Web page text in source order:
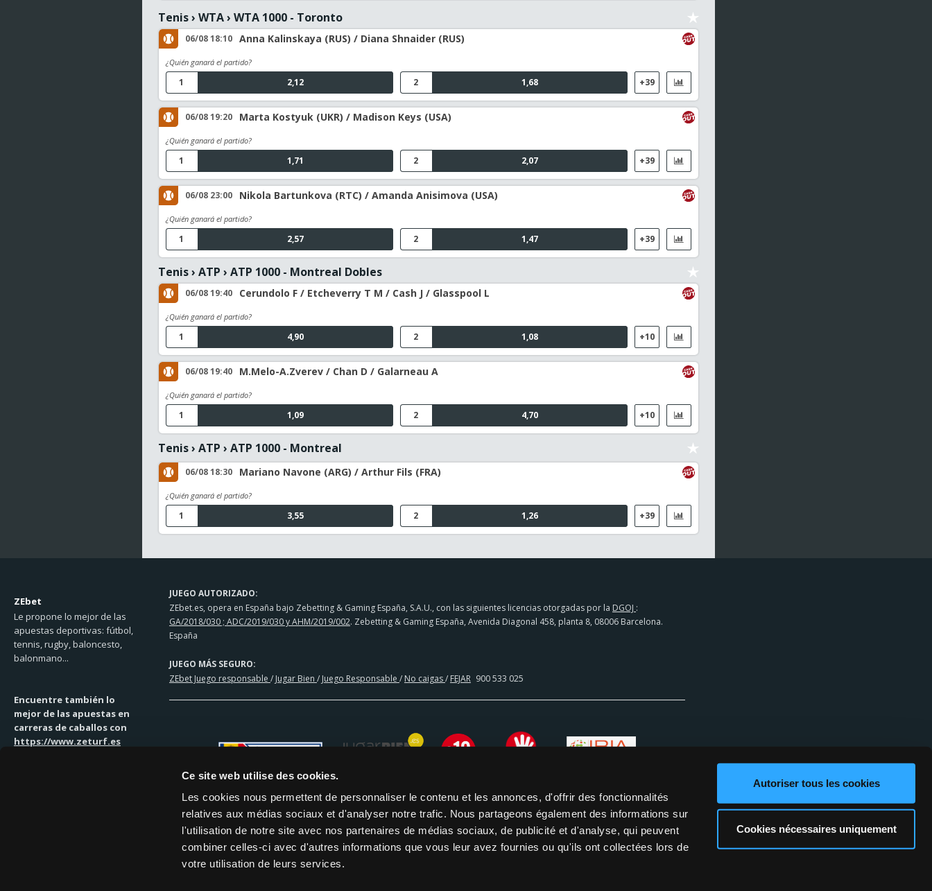
Ce site web utilise des cookies.
Les cookies nous permettent de personnaliser le contenu et les annonces, d'offrir des fonctionnalités
relatives aux médias sociaux et d'analyser notre trafic. Nous partageons également des informations sur
l'utilisation de notre site avec nos partenaires de médias sociaux, de publicité et d'analyse, qui peuvent
combiner celles-ci avec d'autres informations que vous leur avez fournies ou qu'ils ont collectées lors de
votre utilisation de leurs services.
Autoriser tous les cookies
Cookies nécessaires uniquement
Tenis› WTA› WTA 1000 - Toronto
06/08 18:10 Anna Kalinskaya (RUS) / Diana Shnaider (RUS)
¿Quién ganará el partido?
2,12
1 1,68
2 +39
06/08 19:20 Marta Kostyuk (UKR) / Madison Keys (USA)
¿Quién ganará el partido?
1,71
1 2,07
2 +39
06/08 23:00 Nikola Bartunkova (RTC) / Amanda Anisimova (USA)
¿Quién ganará el partido?
2,57
1 1,47
2 +39
Tenis› ATP › ATP 1000 - Montreal Dobles
06/08 19:40 Cerundolo F / Etcheverry T M / Cash J / Glasspool L
¿Quién ganará el partido?
4,90
1 1,08
2 +10
06/08 19:40 M.Melo-A.Zverev / Chan D / Galarneau A
¿Quién ganará el partido?
1,09
1 4,70
2 +10
Tenis› ATP › ATP 1000 - Montreal
06/08 18:30 Mariano Navone (ARG) / Arthur Fils (FRA)
¿Quién ganará el partido?
3,55
1 1,26
2 +39
ZEbet
Le propone lo mejor de las
apuestas deportivas: fútbol,
tennis, rugby, baloncesto,
balonmano...
Encuentre también lo
mejor de las apuestas en
carreras de caballos con
https://www.zeturf.es
JUEGO AUTORIZADO:
ZEbet.es, opera en España bajo Zebetting & Gaming España, S.A.U., con las siguientes licencias otorgadas por la DGOJ :
GA/2018/030 ; ADC/2019/030 y AHM/2019/002. Zebetting & Gaming España, Avenida Diagonal 458, planta 8, 08006 Barcelona.
España
JUEGO MÁS SEGURO:
ZEbet Juego responsable / Jugar Bien / Juego Responsable / No caigas/ FEJAR 900 533 025
MASTERCARD | VISA | TRANSFERENCIA BANCARIA | PAYSAFECARD